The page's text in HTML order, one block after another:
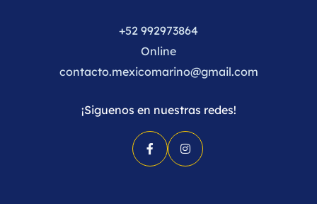
+52 992973864
Online
contacto.mexicomarino@gmail.com
¡Siguenos en nuestras redes!